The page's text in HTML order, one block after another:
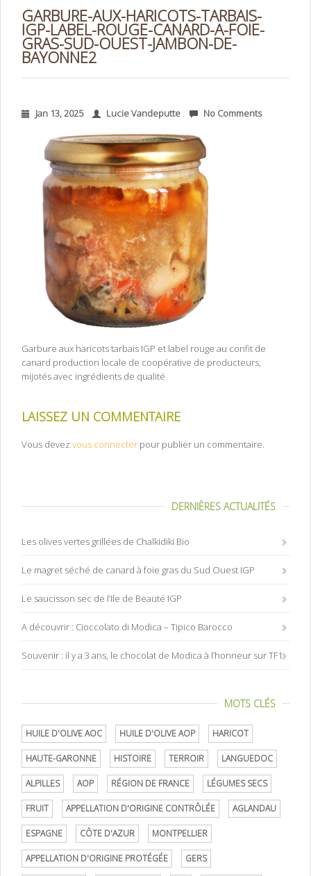
GARBURE-AUX-HARICOTS-TARBAIS-
IGP-LABEL-ROUGE-CANARD-A-FOIE-
GRAS-SUD-OUEST-JAMBON-DE-
BAYONNE2
Jan 13, 2025 Lucie Vandeputte No Comments
Garbure aux haricots tarbais IGP et label rouge au confit de
canard production locale de coopérative de producteurs,
mijotés avec ingrédients de qualité
LAISSEZ UN COMMENTAIRE
Vous devez vous connecter pour publier un commentaire.
DERNIÈRES ACTUALITÉS
Les olives vertes grillées de Chalkidiki Bio
Le magret séché de canard à foie gras du Sud Ouest IGP
Le saucisson sec de l’Ile de Beauté IGP
A découvrir : Cioccolato di Modica – Tipico Barocco
Souvenir : il y a 3 ans, le chocolat de Modica à l’honneur sur TF1
MOTS CLÉS
HUILE D'OLIVE AOC HUILE D'OLIVE AOP HARICOT
HAUTE-GARONNE HISTOIRE TERROIR LANGUEDOC
ALPILLES AOP RÉGION DE FRANCE LÉGUMES SECS
FRUIT APPELLATION D'ORIGINE CONTRÔLÉE AGLANDAU
ESPAGNE CÔTE D'AZUR MONTPELLIER
APPELLATION D'ORIGINE PROTÉGÉE GERS